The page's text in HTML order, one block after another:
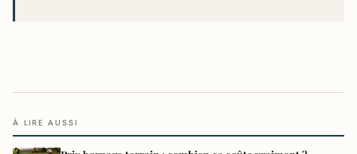
À LIRE AUSSI